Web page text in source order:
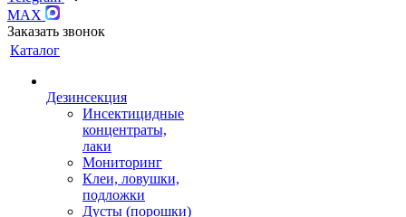
MAX
Заказать звонок
Каталог
Дезинсекция
Инсектицидные
концентраты,
лаки
Мониторинг
Клеи, ловушки,
подложки
Дусты (порошки)